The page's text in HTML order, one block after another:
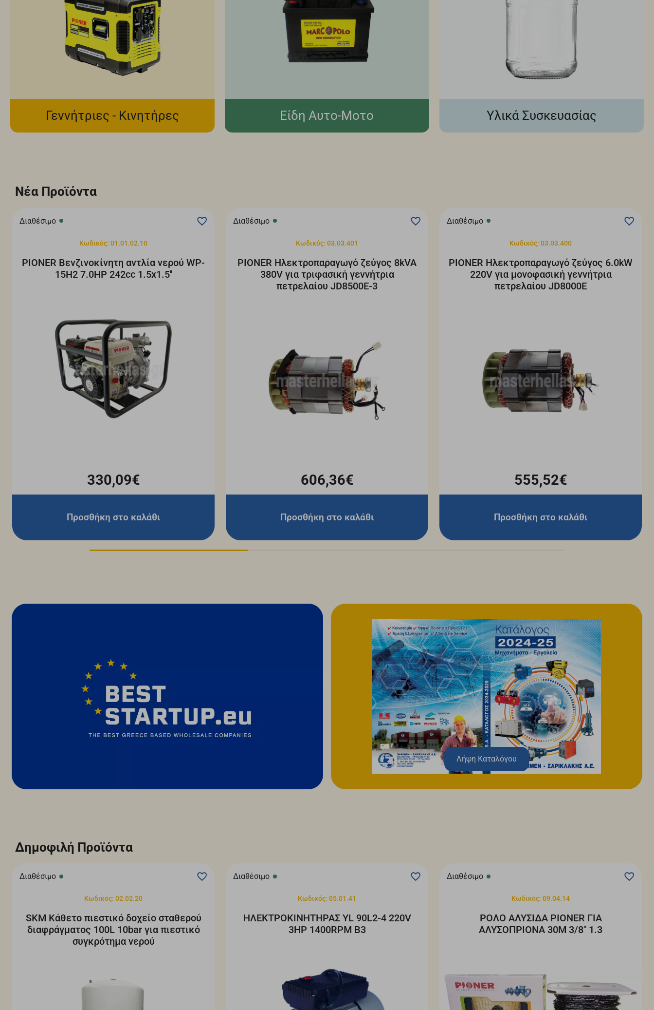
Γεννήτριες - Κινητήρες Είδη Αυτο-Μοτο Υλικά Συσκευασίας
Νέα Προϊόντα
Διαθέσιμο
Κωδικός: 01.01.02.10
PIONER Βενζινοκίνητη αντλία νερού WP-
15H2 7.0HP 242cc 1.5x1.5''
330,09€
Προσθήκη στο καλάθι
Διαθέσιμο
Κωδικός: 03.03.401
PIONER Ηλεκτροπαραγωγό ζεύγος 8kVA
380V για τριφασική γεννήτρια
πετρελαίου JD8500E-3
606,36€
Προσθήκη στο καλάθι
Διαθέσιμο
Κωδικός: 03.03.400
PIONER Ηλεκτροπαραγωγό ζεύγος 6.0kW
220V για μονοφασική γεννήτρια
πετρελαίου JD8000E
555,52€
Προσθήκη στο καλάθι
Λήψη Καταλόγου
Δημοφιλή Προϊόντα
Διαθέσιμο
Κωδικός: 02.02.20
SKM Κάθετο πιεστικό δοχείο σταθερού
διαφράγματος 100L 10bar για πιεστικό
συγκρότημα νερού
Διαθέσιμο
Κωδικός: 05.01.41
ΗΛΕΚΤΡΟΚΙΝΗΤΗΡΑΣ YL 90L2-4 220V
3HP 1400RPM B3
Διαθέσιμο
Κωδικός: 09.04.14
ΡΟΛΟ ΑΛΥΣΙΔΑ PIONER ΓΙΑ
ΑΛΥΣΟΠΡΙΟΝΑ 30Μ 3/8" 1.3